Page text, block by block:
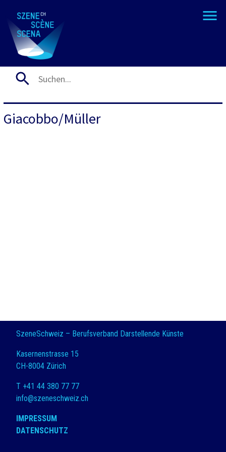
Giacobbo/Müller
SzeneSchweiz – Berufsverband Darstellende Künste
Kasernenstrasse 15
CH-8004 Zürich
T +41 44 380 77 77
info@szeneschweiz.ch
IMPRESSUM
DATENSCHUTZ